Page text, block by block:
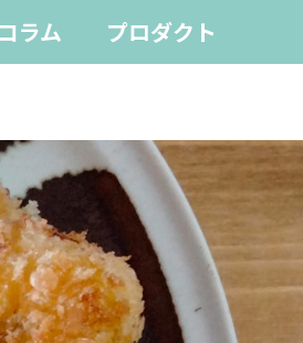
コラム
プロダクト